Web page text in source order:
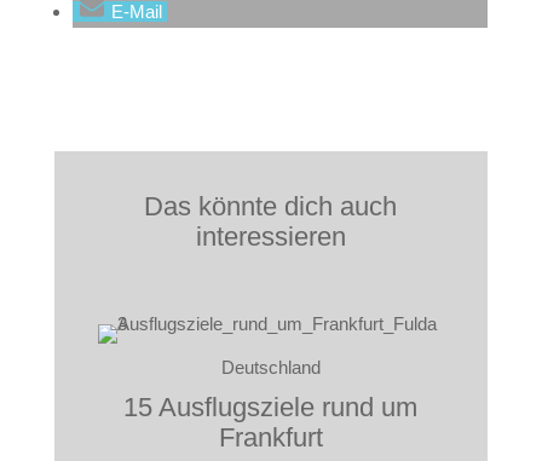
E-Mail
Das könnte dich auch
interessieren
Deutschland
15 Ausflugsziele rund um
Frankfurt